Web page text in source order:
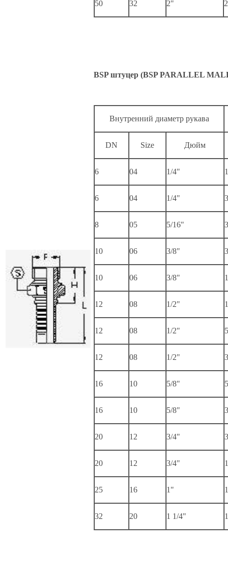
50 32 2"
BSP штуцер (BSP PARALLEL
Внутренний диаметр рукава
DN Size Дюйм
6 04 1/4"
6 04 1/4"
8 05 5/16"
10 06 3/8"
10 06 3/8"
12 08 1/2"
12 08 1/2"
12 08 1/2"
16 10 5/8"
16 10 5/8"
20 12 3/4"
20 12 3/4"
25 16 1"
32 20 1 1/4"